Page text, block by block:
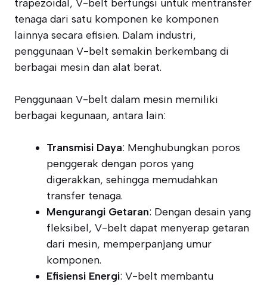
trapezoidal, V-belt berfungsi untuk mentransfer
tenaga dari satu komponen ke komponen
lainnya secara efisien. Dalam industri,
penggunaan V-belt semakin berkembang di
berbagai mesin dan alat berat.
Penggunaan V-belt dalam mesin memiliki
berbagai kegunaan, antara lain:
Transmisi Daya: Menghubungkan poros
penggerak dengan poros yang
digerakkan, sehingga memudahkan
transfer tenaga.
Mengurangi Getaran: Dengan desain yang
fleksibel, V-belt dapat menyerap getaran
dari mesin, memperpanjang umur
komponen.
Efisiensi Energi: V-belt membantu